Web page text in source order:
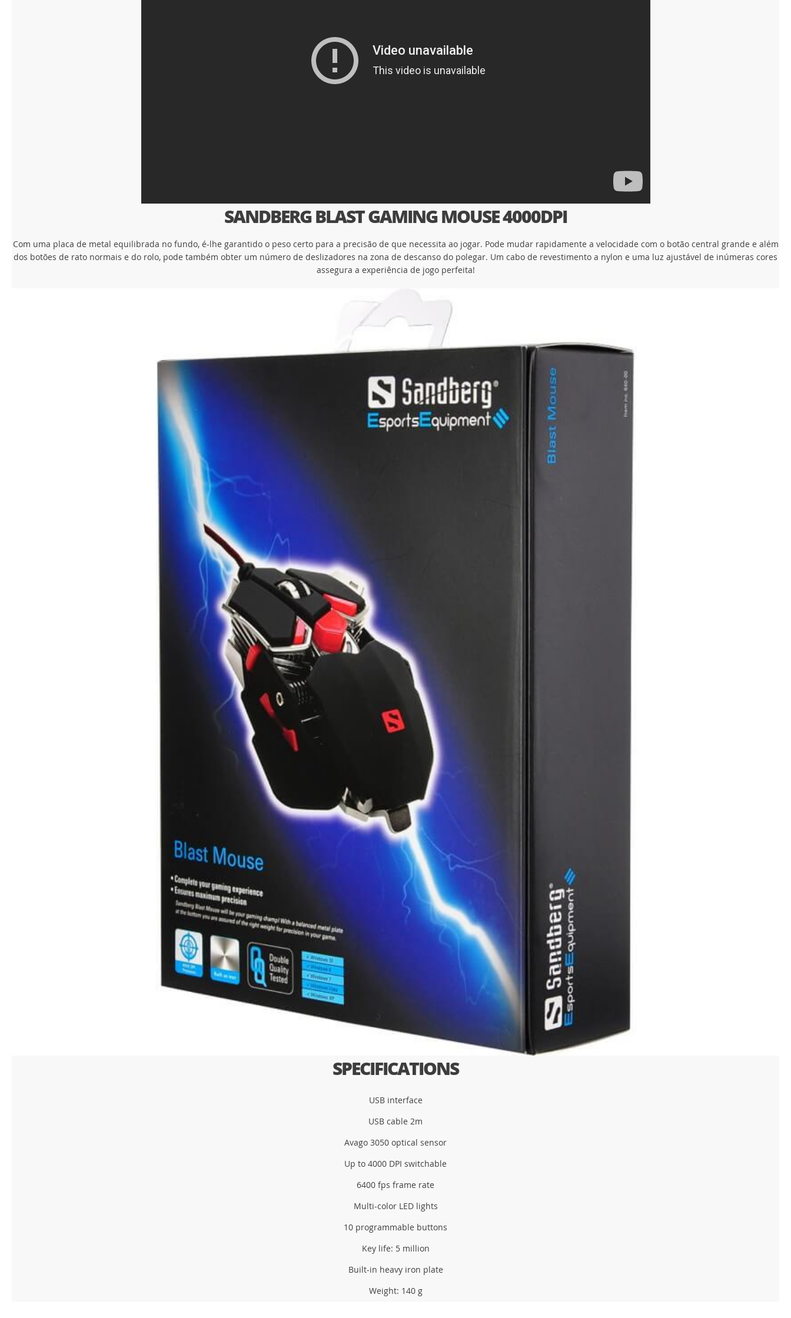
SANDBERG BLAST GAMING MOUSE 4000DPI
Com uma placa de metal equilibrada no fundo, é-lhe garantido o peso certo para a precisão de que necessita ao jogar. Pode mudar rapidamente a velocidade com o botão central grande e além
dos botões de rato normais e do rolo, pode também obter um número de deslizadores na zona de descanso do polegar. Um cabo de revestimento a nylon e uma luz ajustável de inúmeras cores
assegura a experiência de jogo perfeita!
SPECIFICATIONS
USB interface
USB cable 2m
Avago 3050 optical sensor
Up to 4000 DPI switchable
6400 fps frame rate
Multi-color LED lights
10 programmable buttons
Key life: 5 million
Built-in heavy iron plate
Weight: 140 g